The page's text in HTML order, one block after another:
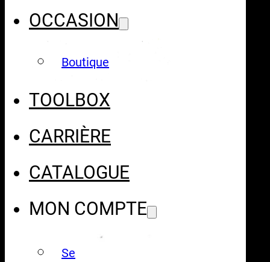
OCCASION
Boutique
TOOLBOX
CARRIÈRE
CATALOGUE
MON COMPTE
Se